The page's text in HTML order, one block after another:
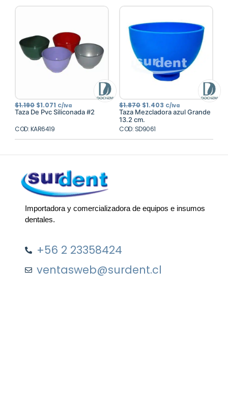
$1.190 El
precio
original
$1.190.
$1.071 El
precio
actual
C/Iva
Taza De Pvc Siliconada #2
COD: KAR6419
$1.870 El
precio
original
era:
$1.870.
$1.403 El
precio
actual
C/Iva
Taza Mezcladora azul Grande
13.2 cm.
COD: SD9061
Importadora y comercializadora de equipos e insumos
dentales.
+56 2 23358424
ventasweb@surdent.cl